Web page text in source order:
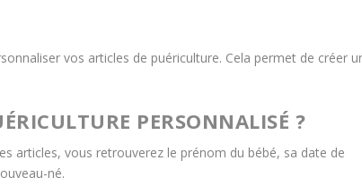
vos articles de puériculture. Cela permet de créer
PERSONNALISÉ ?
articles, vous retrouverez le prénom du bébé, sa date de
né.